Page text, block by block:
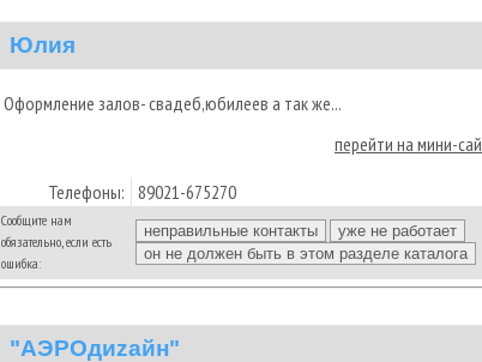
Юлия
Оформление залов- свадеб,юбилеев а так же...
перейти на мини-
Телефоны: 89021-675270
Сообщите нам
обязательно, если есть
ошибка:
"АЭРОдиzайн"